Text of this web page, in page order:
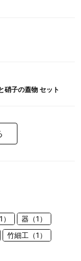
硝子の蓋物 セット
器（1）
竹細工（1）